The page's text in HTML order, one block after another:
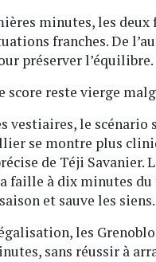
minutes, les
franches. De
préserver l’équilibre.
score reste vierge
vestiaires, le scénario
se montre plus
de Téji Savanier.
faille à dix minutes du
et sauve les siens.
les
sans réussir à